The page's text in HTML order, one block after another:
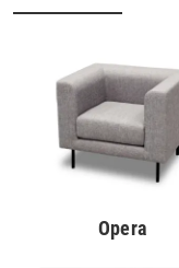
Opera